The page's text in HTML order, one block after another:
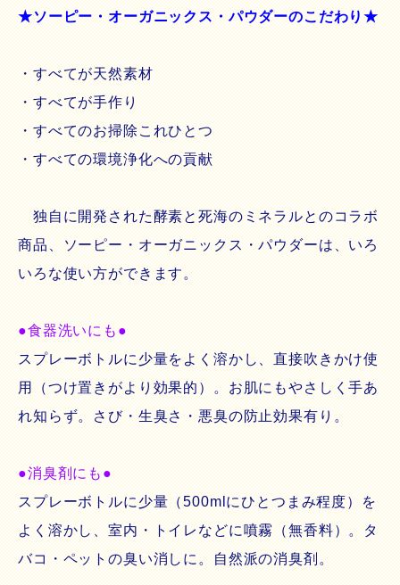
★ソーピー・オーガニックス・パウダーのこだわり★
・すべてが天然素材
・すべてが手作り
・すべてのお掃除これひとつ
・すべての環境浄化への貢献
独自に開発された酵素と死海のミネラルとのコラボ
商品、ソーピー・オーガニックス・パウダーは、いろ
いろな使い方ができます。
●食器洗いにも●
スプレーボトルに少量をよく溶かし、直接吹きかけ使
用（つけ置きがより効果的）。お肌にもやさしく手あ
れ知らず。さび・生臭さ・悪臭の防止効果有り。
●消臭剤にも●
スプレーボトルに少量（500mlにひとつまみ程度）を
よく溶かし、室内・トイレなどに噴霧（無香料）。タ
バコ・ペットの臭い消しに。自然派の消臭剤。